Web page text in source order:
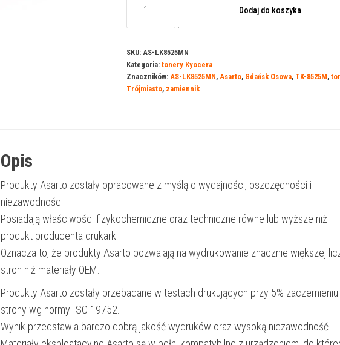
Toner
do
Kyocera
8525MN
str.
magenta
Dodaj do koszyka
SKU: AS-LK8525MN
Kategoria: tonery Kyocera
Znaczników: AS-LK8525MN, Asarto, Gdańsk Osowa, TK-8525M,
Trójmiasto, zamiennik
Opis
Produkty Asarto zostały opracowane z myślą o wydajności, oszczędności i
niezawodności.
Posiadają właściwości fizykochemiczne oraz techniczne równe lub wyższe niż
produkt producenta drukarki.
Oznacza to, że produkty Asarto pozwalają na wydrukowanie znacznie większej
stron niż materiały OEM.
Produkty Asarto zostały przebadane w testach drukujących przy 5% zaczernieniu
strony wg normy ISO 19752.
Wynik przedstawia bardzo dobrą jakość wydruków oraz wysoką niezawodność.